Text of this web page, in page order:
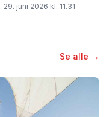
juni 2026 kl. 11.31
Se alle →